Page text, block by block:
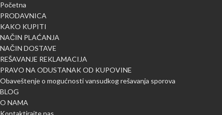
Početna
PRODAVNICA
KAKO KUPITI
NAČIN PLAĆANJA
NAČIN DOSTAVE
REŠAVANJE REKLAMACIJA
PRAVO NA ODUSTANAK OD KUPOVINE
Obaveštenje o mogućnosti vansudkog rešavanja sporova
BLOG
O NAMA